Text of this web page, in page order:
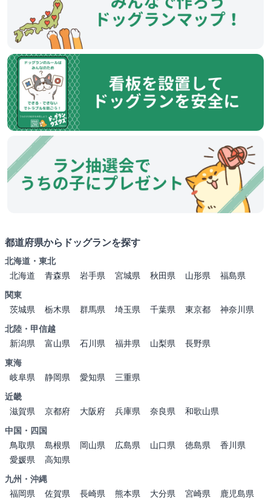
都道府県からドッグランを探す
北海道・東北
北海道
青森県 岩手県 宮城県 秋田県 山形県
福島県
関東
茨城県
栃木県 群馬県 埼玉県 千葉県 東京都
神奈川県
北陸・甲信越
新潟県
富山県 石川県 福井県 山梨県
長野県
東海
岐阜県
静岡県 愛知県
三重県
近畿
滋賀県
京都府 大阪府 兵庫県 奈良県
和歌山県
中国・四国
鳥取県
島根県 岡山県 広島県 山口県 徳島県
香川県
愛媛県
高知県
九州・沖縄
福岡県
佐賀県 長崎県 熊本県 大分県 宮崎県
鹿児島県